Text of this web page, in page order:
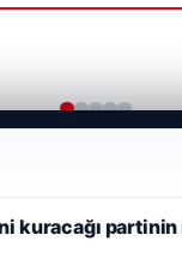
ve geliştirmek
Et
kuracağı partinin